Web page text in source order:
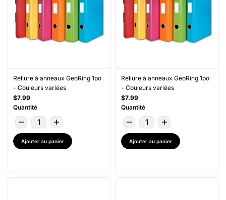
Reliure à anneaux GeoRing 1po
- Couleurs variées
$7.99
Quantité
Ajouter au panier
Reliure à anneaux GeoRing 1po
- Couleurs variées
$7.99
Quantité
Ajouter au panier